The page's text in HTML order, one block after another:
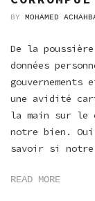
BY MOHAMED
De la
données
une avidité
la main sur le
notre bien.
savoir si
READ MORE